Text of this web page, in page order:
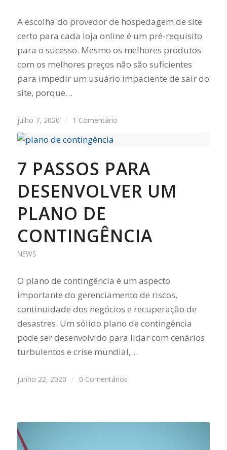
A escolha do provedor de hospedagem de site
certo para cada loja online é um pré-requisito
para o sucesso. Mesmo os melhores produtos
com os melhores preços não são suficientes
para impedir um usuário impaciente de sair do
site, porque…
julho 7, 2020 / 1 Comentário
7 PASSOS PARA
DESENVOLVER UM
PLANO DE
CONTINGÊNCIA
NEWS
O plano de contingência é um aspecto
importante do gerenciamento de riscos,
continuidade dos negócios e recuperação de
desastres. Um sólido plano de contingência
pode ser desenvolvido para lidar com cenários
turbulentos e crise mundial,…
junho 22, 2020 / 0 Comentários